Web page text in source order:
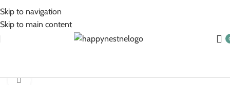
Skip to navigation
Skip to main content
Click to enlarge
5% Επιπλέον έκπτωση για πληρωμές με κάρτα!